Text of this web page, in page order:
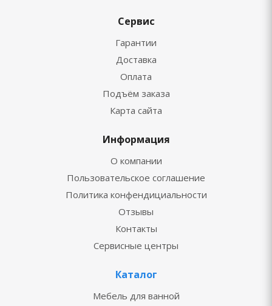
Сервис
Гарантии
Доставка
Оплата
Подъём заказа
Карта сайта
Информация
О компании
Пользовательское соглашение
Политика конфендициальности
Отзывы
Контакты
Сервисные центры
Каталог
Мебель для ванной